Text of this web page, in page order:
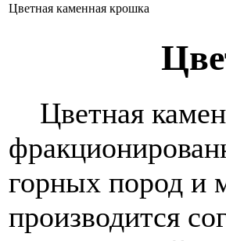
Цветная каменная крошка
Цветная
горных пород и
производится